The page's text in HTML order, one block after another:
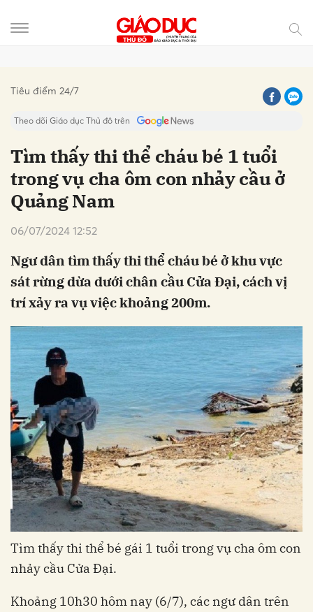
Tiêu điểm 24/7
Theo dõi Giáo dục Thủ đô trên
Tìm thấy thi thể cháu bé 1 tuổi
trong vụ cha ôm con nhảy cầu ở
Quảng Nam
06/07/2024 12:52
Ngư dân tìm thấy thi thể cháu bé ở khu vực
sát rừng dừa dưới chân cầu Cửa Đại, cách vị
trí xảy ra vụ việc khoảng 200m.
Tìm thấy thi thể bé gái 1 tuổi trong vụ cha ôm con
nhảy cầu Cửa Đại.
Khoảng 10h30 hôm nay (6/7), các ngư dân trên
Hủy Gửi